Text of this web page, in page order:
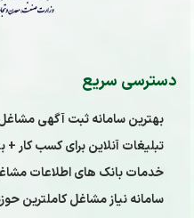
دسترسی سریع
بهترین سامانه ثبت آگهی
تبلیغات آنلاین برای کسب کار +
خدمات بانک های اطلاعات
سامانه نیاز مشاغل کاملترین